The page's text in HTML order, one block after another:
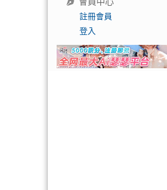
註冊會員
登入